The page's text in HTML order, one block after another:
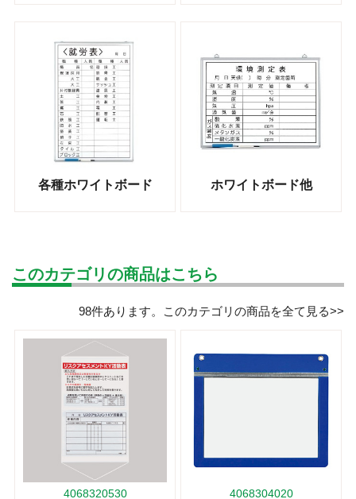
各種ホワイトボード ホワイトボード他
このカテゴリの商品はこちら
98件あります。 このカテゴリの商品を全て見る>>
4068320530 4068304020